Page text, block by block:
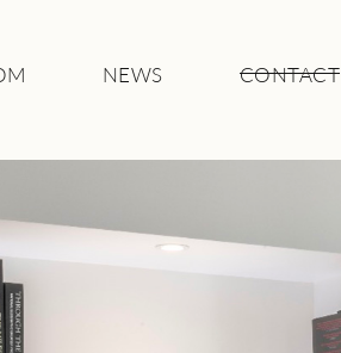
NEWS CONTACT